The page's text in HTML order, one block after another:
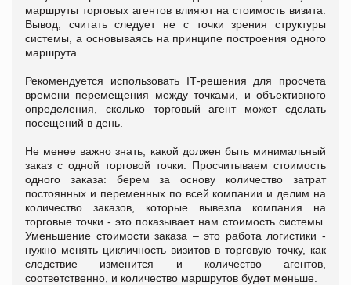
маршруты торговых агентов влияют на стоимость визита.
Вывод, считать следует не с точки зрения структуры
системы, а основываясь на принципе построения одного
маршрута.
Рекомендуется использовать IТ-решения для просчета
времени перемещения между точками, и объективного
определения, сколько торговый агент может сделать
посещений в день.
Не менее важно знать, какой должен быть минимальный
заказ с одной торговой точки. Просчитываем стоимость
одного заказа: берем за основу количество затрат
постоянных и переменных по всей компании и делим на
количество заказов, которые вывезла компания на
торговые точки - это показывает нам стоимость системы.
Уменьшение стоимости заказа – это работа логистики -
нужно менять цикличность визитов в торговую точку, как
следствие изменится и количество агентов,
соответственно, и количество маршрутов будет меньше.